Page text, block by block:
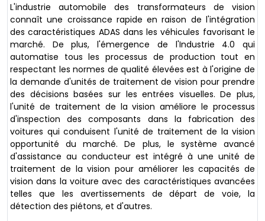
L'industrie automobile des transformateurs de vision
connaît une croissance rapide en raison de l'intégration
des caractéristiques ADAS dans les véhicules favorisant le
marché. De plus, l'émergence de l'Industrie 4.0 qui
automatise tous les processus de production tout en
respectant les normes de qualité élevées est à l'origine de
la demande d'unités de traitement de vision pour prendre
des décisions basées sur les entrées visuelles. De plus,
l'unité de traitement de la vision améliore le processus
d'inspection des composants dans la fabrication des
voitures qui conduisent l'unité de traitement de la vision
opportunité du marché. De plus, le système avancé
d'assistance au conducteur est intégré à une unité de
traitement de la vision pour améliorer les capacités de
vision dans la voiture avec des caractéristiques avancées
telles que les avertissements de départ de voie, la
détection des piétons, et d'autres.